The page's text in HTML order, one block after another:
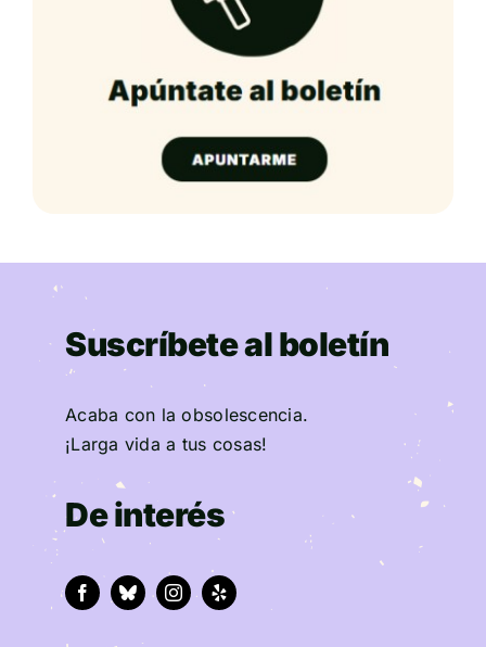
Suscríbete al boletín
Acaba con la obsolescencia.
¡Larga vida a tus cosas!
De interés